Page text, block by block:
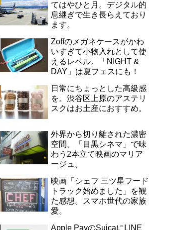
てはやひと月。デジタル的
息継ぎで生き長らえており
ます。
Zoffのメガネケースがかわ
いすぎて小物入れとして使
えるレベル。「NIGHT &
DAY」は夏フェスにも！
日常にちょっとした高級感
を。渋谷区上原のアステリ
スクはお土産におすすめ。
外界から切り離された濃密
空間。「目黒シネマ」で味
わう2本立て映画のマリア
ージュ。
映画「シェフ 三ツ星フード
トラック始めました」を観
た感想。スマホ世代の家族
愛。
Apple PayのSuicaにLINE